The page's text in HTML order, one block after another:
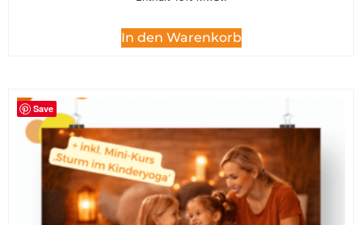
In den Warenkorb
Save